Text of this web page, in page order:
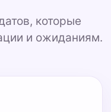
которые
и ожиданиям.